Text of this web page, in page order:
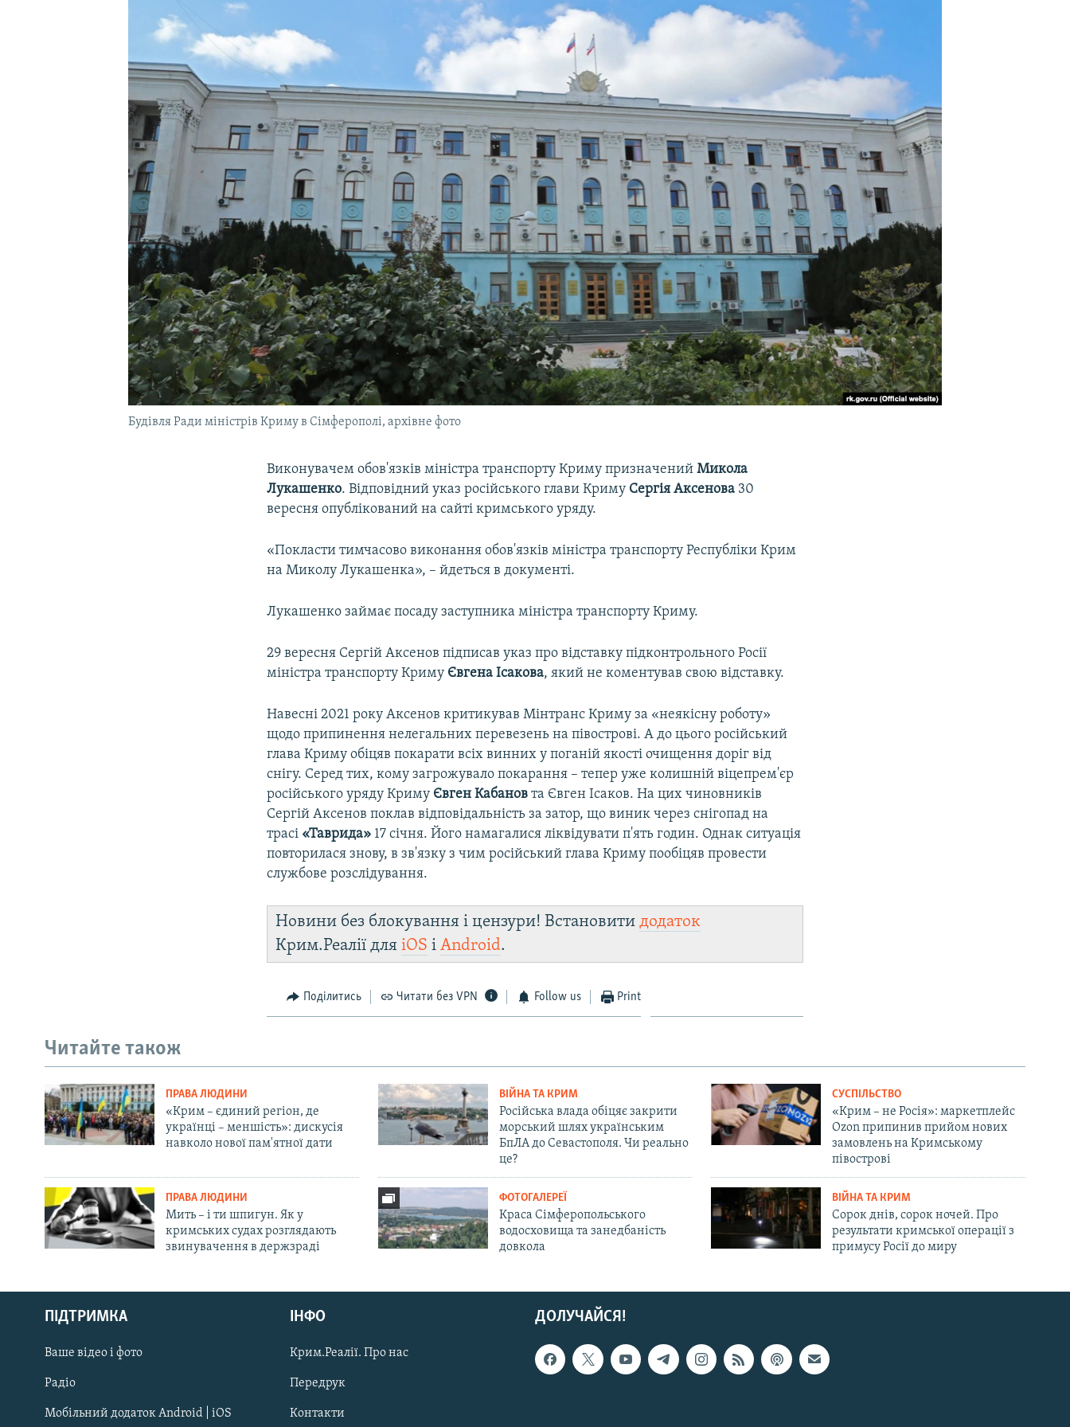
УКРАЇНСЬКА ПРОБЛЕМА КРИМУ
Русский
Qırımtatar
ДОЛУЧАЙСЯ!
Будівля Ради міністрів Криму в Сімферополі, архівне фото
Виконувачем обов'язків міністра транспорту Криму призначенийМикола
Лукашенко. Відповідний указ російського глави Криму Сергія Аксенова 30
вересня опублікований на сайті кримського уряду.
«Покласти тимчасово виконання обов'язків міністра транспорту Республіки Крим
на Миколу Лукашенка», – йдеться в документі.
Лукашенко займає посаду заступника міністра транспорту Криму.
29 вересня Сергій Аксенов підписав указ про відставку підконтрольного Росії
міністра транспорту Криму Євгена Ісакова, який не коментував свою відставку.
Навесні 2021 року Аксенов критикував Мінтранс Криму за «неякісну роботу»
щодо припинення нелегальних перевезень на півострові. А до цього російський
глава Криму обіцяв покарати всіх винних у поганій якості очищення доріг від
снігу. Серед тих, кому загрожувало покарання – тепер уже колишній віцепрем'єр
російського уряду Криму Євген Кабанов та Євген Ісаков. На цих чиновників
Сергій Аксенов поклав відповідальність за затор, що виник через снігопад на
трасі «Таврида» 17 січня. Його намагалися ліквідувати п'ять годин. Однак ситуація
повторилася знову, в зв'язку з чим російський глава Криму пообіцяв провести
службове розслідування.
Новини без блокування і цензури! Встановитидодаток
Крим.Реалії дляiOS іAndroid.
Поділитись Читати без VPN Follow us Print
Читайте також
ПРАВА ЛЮДИНИ
«Крим – єдиний регіон, де
українці – меншість»: дискусія
навколо нової пам'ятної дати
ВІЙНА ТА КРИМ
Російська влада обіцяє закрити
морський шлях українським
БпЛА до Севастополя. Чи реально
це?
СУСПІЛЬСТВО
«Крим – не Росія»: маркетплейс
Ozon припинив прийом нових
замовлень на Кримському
півострові
ПРАВА ЛЮДИНИ
Мить – і ти шпигун. Як у
кримських судах розглядають
звинувачення в держзраді
ФОТОГАЛЕРЕЇ
Краса Сімферопольського
водосховища та занедбаність
довкола
ВІЙНА ТА КРИМ
Сорок днів, сорок ночей. Про
результати кримської операції з
примусу Росії до миру
ДОЛУЧАЙСЯ!
ПІДТРИМКА
Ваше відео і фото
Радіо
Мобільний додаток Android | iOS
ІНФО
Крим.Реалії. Про нас
Передрук
Контакти